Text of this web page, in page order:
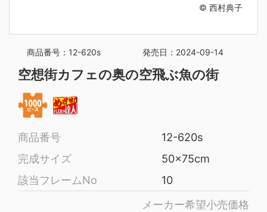
© 西村典子
商品番号：12-620s 発売日：2024-09-14
空想街カフェの奥の空飛ぶ魚の街
商品番号
12-620s
完成サイズ
50x75cm
該当フレームNo
10
メーカー希望小売価格